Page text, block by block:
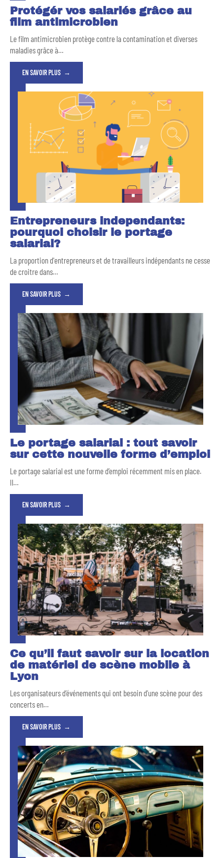
Protégér vos salariés grâce au
film antimicrobien
Le film antimicrobien protège contre la contamination et diverses
maladies grâce à…
EN SAVOIR PLUS
Entrepreneurs independants:
pourquoi choisir le portage
salarial?
La proportion d'entrepreneurs et de travailleurs indépendants ne cesse
de croitre dans…
EN SAVOIR PLUS
Le portage salarial : tout savoir
sur cette nouvelle forme d’emploi
Le portage salarial est une forme d’emploi récemment mis en place.
Il…
EN SAVOIR PLUS
Ce qu’il faut savoir sur la location
de matériel de scène mobile à
Lyon
Les organisateurs d’événements qui ont besoin d’une scène pour des
concerts en…
EN SAVOIR PLUS